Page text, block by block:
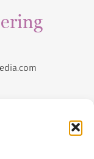
.com